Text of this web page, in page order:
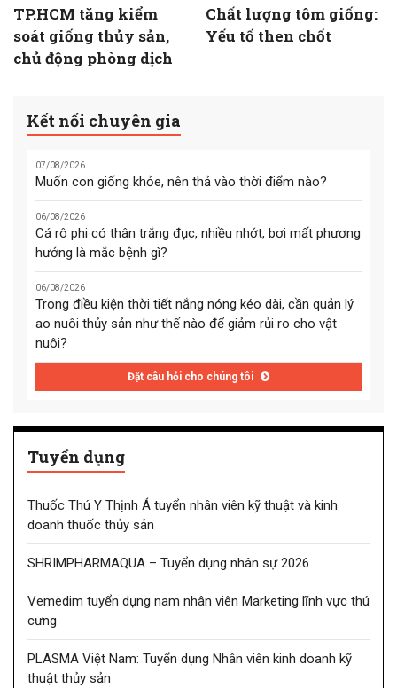
TP.HCM tăng kiểm
soát giống thủy sản,
chủ động phòng dịch
Chất lượng tôm giống:
Yếu tố then chốt
Kết nối chuyên gia
07/08/2026
Muốn con giống khỏe, nên thả vào thời điểm nào?
06/08/2026
Cá rô phi có thân trắng đục, nhiều nhớt, bơi mất phương
hướng là mắc bệnh gì?
06/08/2026
Trong điều kiện thời tiết nắng nóng kéo dài, cần quản lý
ao nuôi thủy sản như thế nào để giảm rủi ro cho vật
nuôi?
Đặt câu hỏi cho chúng tôi
Tuyển dụng
Thuốc Thú Y Thịnh Á tuyển nhân viên kỹ thuật và kinh
doanh thuốc thủy sản
SHRIMPHARMAQUA – Tuyển dụng nhân sự 2026
Vemedim tuyển dụng nam nhân viên Marketing lĩnh vực thú
cưng
PLASMA Việt Nam: Tuyển dụng Nhân viên kinh doanh kỹ
thuật thủy sản